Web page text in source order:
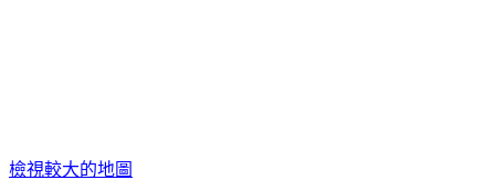
檢視較大的地圖